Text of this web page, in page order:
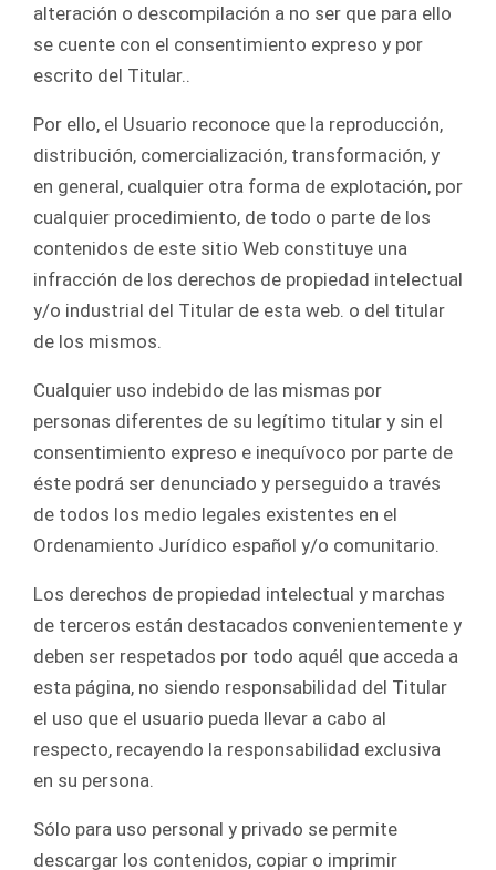
alteración o descompilación a no ser que para ello
se cuente con el consentimiento expreso y por
escrito del Titular..
Por ello, el Usuario reconoce que la reproducción,
distribución, comercialización, transformación, y
en general, cualquier otra forma de explotación, por
cualquier procedimiento, de todo o parte de los
contenidos de este sitio Web constituye una
infracción de los derechos de propiedad intelectual
y/o industrial del Titular de esta web. o del titular
de los mismos.
Cualquier uso indebido de las mismas por
personas diferentes de su legítimo titular y sin el
consentimiento expreso e inequívoco por parte de
éste podrá ser denunciado y perseguido a través
de todos los medio legales existentes en el
Ordenamiento Jurídico español y/o comunitario.
Los derechos de propiedad intelectual y marchas
de terceros están destacados convenientemente y
deben ser respetados por todo aquél que acceda a
esta página, no siendo responsabilidad del Titular
el uso que el usuario pueda llevar a cabo al
respecto, recayendo la responsabilidad exclusiva
en su persona.
Sólo para uso personal y privado se permite
descargar los contenidos, copiar o imprimir